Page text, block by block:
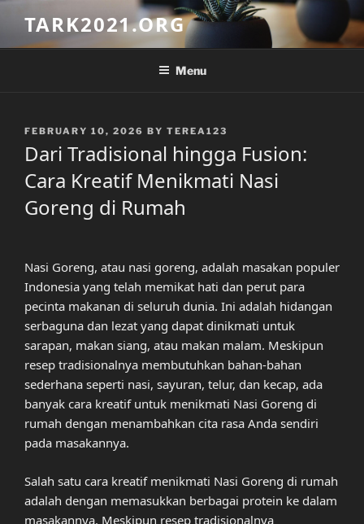
content
TARK2021.ORG
Menu
POSTED
FEBRUARY 10, 2026 BY TEREA123
Dari Tradisional hingga Fusion:
Cara Kreatif Menikmati Nasi
Goreng di Rumah
Nasi Goreng, atau nasi goreng, adalah masakan populer
Indonesia yang telah memikat hati dan perut para
pecinta makanan di seluruh dunia. Ini adalah hidangan
serbaguna dan lezat yang dapat dinikmati untuk
sarapan, makan siang, atau makan malam. Meskipun
resep tradisionalnya membutuhkan bahan-bahan
sederhana seperti nasi, sayuran, telur, dan kecap, ada
banyak cara kreatif untuk menikmati Nasi Goreng di
rumah dengan menambahkan cita rasa Anda sendiri
pada masakannya.
Salah satu cara kreatif menikmati Nasi Goreng di rumah
adalah dengan memasukkan berbagai protein ke dalam
masakannya. Meskipun resep tradisionalnya